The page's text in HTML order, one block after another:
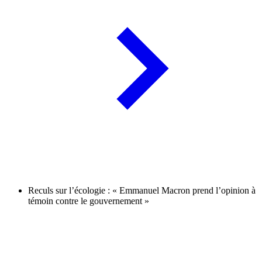
Reculs sur l’écologie : « Emmanuel Macron prend l’opinion à
témoin contre le gouvernement »